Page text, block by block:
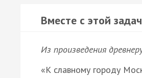
Вместе с этой
Из произведения
«К славному городу